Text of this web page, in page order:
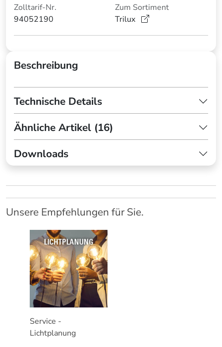
Zolltarif-Nr.
94052190
Zum Sortiment
Trilux
Beschreibung
Technische Details
Ähnliche Artikel (16)
Downloads
Unsere Empfehlungen für Sie.
Service -
Lichtplanung